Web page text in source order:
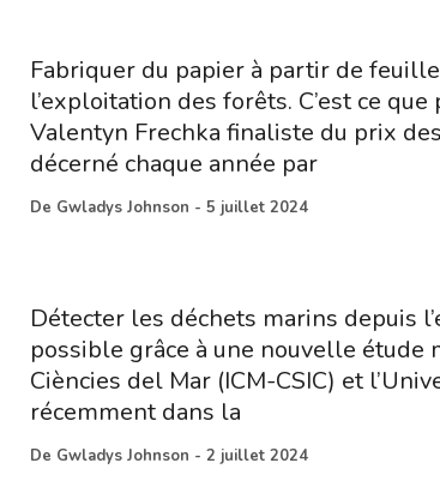
Fabriquer du papier à partir de
l’exploitation des forêts. C’est ce
Valentyn Frechka finaliste du prix
décerné chaque année par
De Gwladys Johnson - 5 juillet 2024
Détecter les déchets marins depuis
possible grâce à une nouvelle étude
Ciències del Mar (ICM-CSIC) et
récemment dans la
De Gwladys Johnson - 2 juillet 2024